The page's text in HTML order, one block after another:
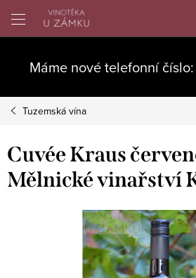
obsah
Máme nové telefonní
Tuzemská vína
Cuvée Kraus
Mělnické vinařství